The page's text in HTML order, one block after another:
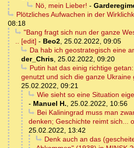
Nö, mein Lieber! -
Plötzliches Aufwachen in der
08:18
"Bang fragt sich nun der ganze
.. [edit] - Beo2, 25.02.2022, 09:05
Da hab ich geostrategisch eine
der_Chris, 25.02.2022, 09:20
Putin hat das einig richtige
genutzt und sich die ganze Ukraine
25.02.2022, 09:21
Wie sieht so eine Situation
- Manuel H., 25.02.2022, 10:56
Bei Kaliningrad muss man
denken; Geschichte reimt sich...
25.02.2022, 13:42
Denk auch an das